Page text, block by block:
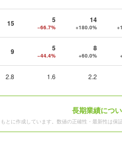
15 5
−66.7%
14
+180.0%
9 5
−44.4%
8
+60.0%
2.8 1.6 2.2
長期業績につ
とに作成しています。数値の正確性・最新性は保